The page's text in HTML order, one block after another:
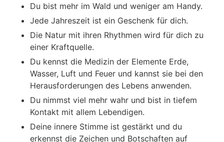
Du bist mehr im Wald und weniger am Handy.
Jede Jahreszeit ist ein Geschenk für dich.
Die Natur mit ihren Rhythmen wird für dich zu
einer Kraftquelle.
Du kennst die Medizin der Elemente Erde,
Wasser, Luft und Feuer und kannst sie bei den
Herausforderungen des Lebens anwenden.
Du nimmst viel mehr wahr und bist in tiefem
Kontakt mit allem Lebendigen.
Deine innere Stimme ist gestärkt und du
erkennst die Zeichen und Botschaften auf